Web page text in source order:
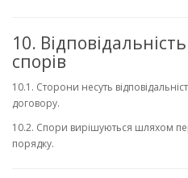
10.
спорів
10.1. Сторони несуть
договору.
10.2. Спори вирішуються шляхом
порядку.